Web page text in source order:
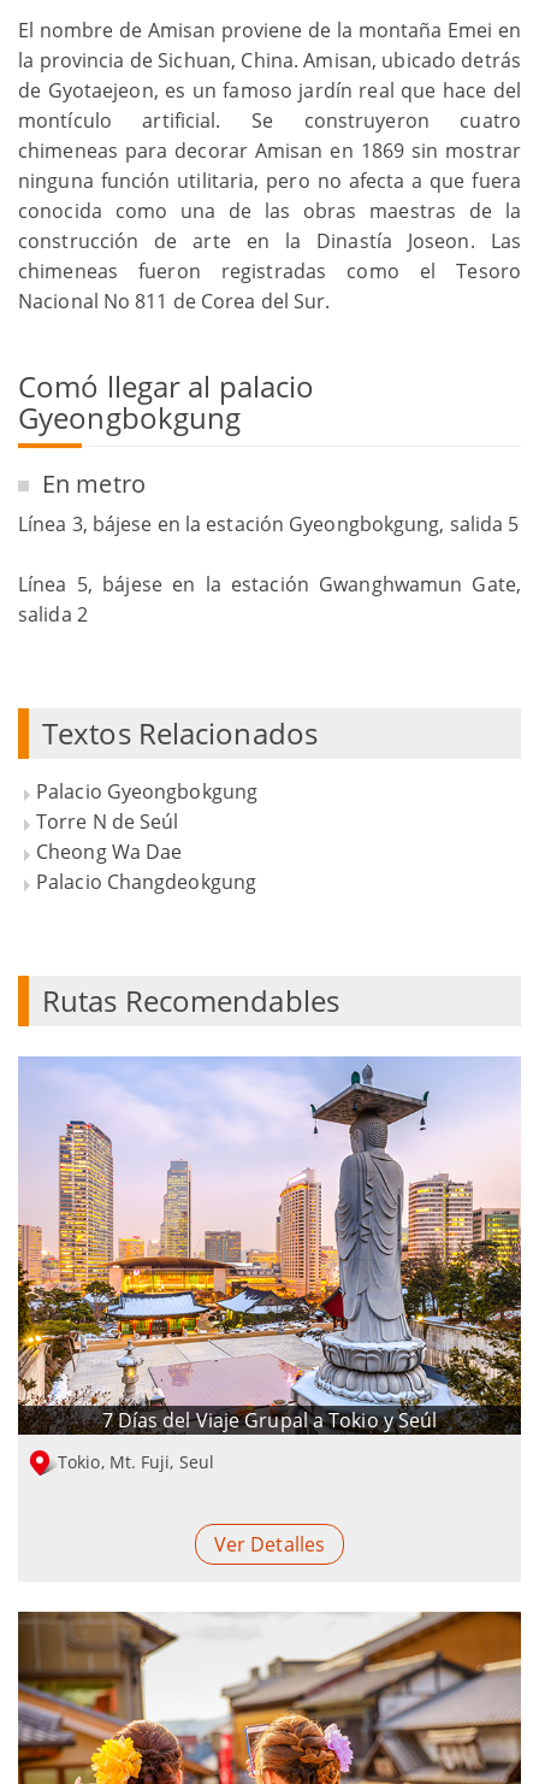
El nombre de Amisan proviene de la montaña Emei en
la provincia de Sichuan, China. Amisan, ubicado detrás
de Gyotaejeon, es un famoso jardín real que hace del
montículo artificial. Se construyeron cuatro
chimeneas para decorar Amisan en 1869 sin mostrar
ninguna función utilitaria, pero no afecta a que fuera
conocida como una de las obras maestras de la
construcción de arte en la Dinastía Joseon. Las
chimeneas fueron registradas como el Tesoro
Nacional No 811 de Corea del Sur.
Comó llegar al palacio
Gyeongbokgung
En metro
Línea 3, bájese en la estación Gyeongbokgung, salida 5
Línea 5, bájese en la estación Gwanghwamun Gate,
salida 2
Textos Relacionados
Palacio Gyeongbokgung
Torre N de Seúl
Cheong Wa Dae
Palacio Changdeokgung
Rutas Recomendables
7 Días del Viaje Grupal a Tokio y Seúl
Tokio, Mt. Fuji, Seul
Ver Detalles